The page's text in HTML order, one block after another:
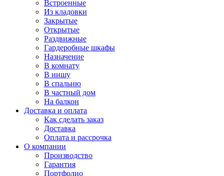
Встроенные
Из кладовки
Закрытые
Открытые
Раздвижные
Гардеробные шкафы
Назначение
В комнату
В нишу
В спальню
В частный дом
На балкон
Доставка и оплата
Как сделать заказ
Доставка
Оплата и рассрочка
О компании
Производство
Гарантия
Портфолио